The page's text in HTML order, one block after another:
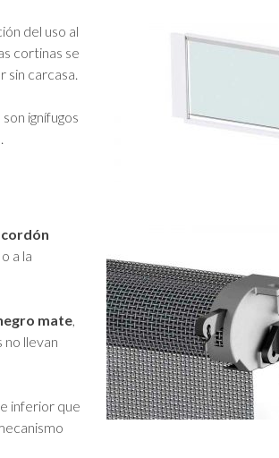
del uso al
cortinas se
sin carcasa.
ignífugos
a la
mate
no llevan
inferior que